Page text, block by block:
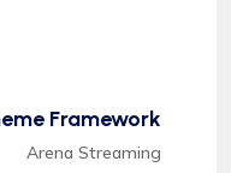
Framework
Arena Streaming